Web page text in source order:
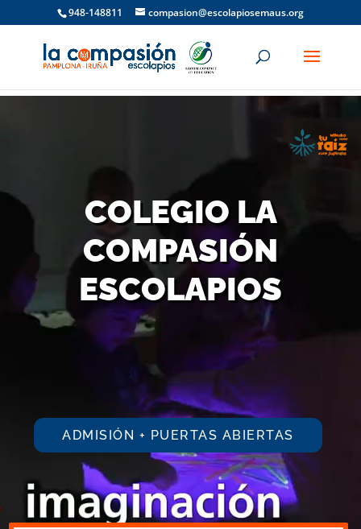
948-148811 compasion@escolapiosemaus.org
COLEGIO LA
COMPASIÓN
ESCOLAPIOS
Reproductor
ADMISIÓN + PUERTAS ABIERTAS